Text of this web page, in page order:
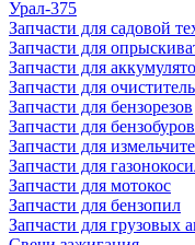
Урал-375
Запчасти для садовой
Запчасти для
Запчасти для
Запчасти для
Запчасти для бензорезов
Запчасти для бензобуров
Запчасти для
Запчасти для
Запчасти для мотокос
Запчасти для бензопил
Запчасти для грузовых